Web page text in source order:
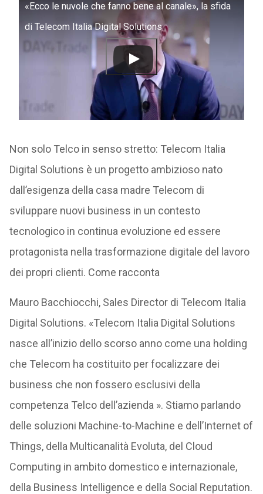
«Ecco le nuvole che fanno bene al canale», la sfida
di Telecom Italia Digital Solutions
Non solo Telco in senso stretto: Telecom Italia
Digital Solutions è un progetto ambizioso nato
dall’esigenza della casa madre Telecom di
sviluppare nuovi business in un contesto
tecnologico in continua evoluzione ed essere
protagonista nella trasformazione digitale del lavoro
dei propri clienti. Come racconta
Mauro Bacchiocchi, Sales Director di Telecom Italia
Digital Solutions. «Telecom Italia Digital Solutions
nasce all’inizio dello scorso anno come una holding
che Telecom ha costituito per focalizzare dei
business che non fossero esclusivi della
competenza Telco dell’azienda ». Stiamo parlando
delle soluzioni Machine-to-Machine e dell’Internet of
Things, della Multicanalità Evoluta, del Cloud
Computing in ambito domestico e internazionale,
della Business Intelligence e della Social Reputation.